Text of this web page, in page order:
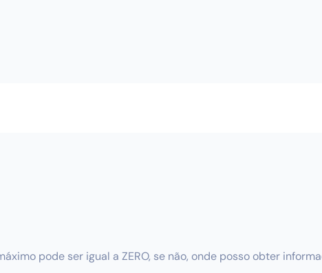
pode ser igual a ZERO, se não, onde posso obter